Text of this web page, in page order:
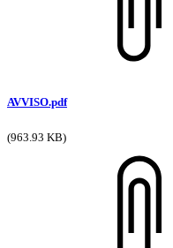
AVVISO.pdf
(963.93 KB)